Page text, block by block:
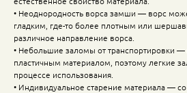
• Неоднородность ворса замши — ворс
гладким, где-то более плотным или
различное направление ворса.
• Небольшие заломы от транспортировки —
пластичным материалом, поэтому легкие
процессе использования.
• Индивидуальное старение материала —